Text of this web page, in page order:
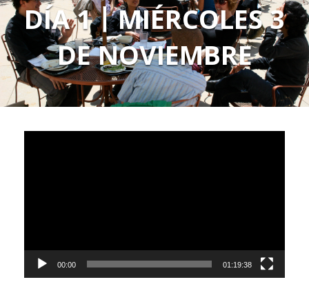
DÍA 1丨MIÉRCOLES 3
DE NOVIEMBRE
00:00 01:19:38